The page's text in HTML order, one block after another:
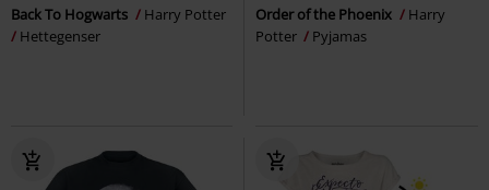
Back To Hogwarts
Harry Potter
Hettegenser
Order of the Phoenix
Harry
Potter
Pyjamas